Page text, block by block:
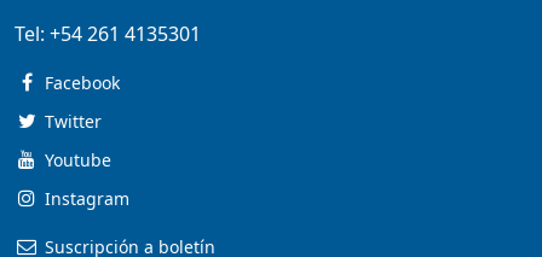
Tel: +54 261 4135301
Facebook
Twitter
Youtube
Instagram
Suscripción a boletín